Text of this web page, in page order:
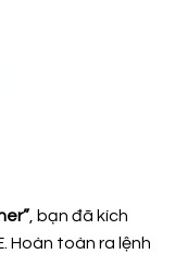
, bạn đã kích
Hoàn toàn ra lệnh